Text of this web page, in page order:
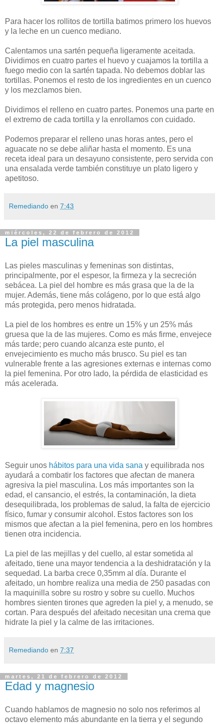
Para hacer los rollitos de tortilla batimos primero los huevos
y la leche en un cuenco mediano.
Calentamos una sartén pequeña ligeramente aceitada.
Dividimos en cuatro partes el huevo y cuajamos la tortilla a
fuego medio con la sartén tapada. No debemos doblar las
tortillas. Ponemos el resto de los ingredientes en un cuenco
y los mezclamos bien.
Dividimos el relleno en cuatro partes. Ponemos una parte en
el extremo de cada tortilla y la enrollamos con cuidado.
Podemos preparar el relleno unas horas antes, pero el
aguacate no se debe aliñar hasta el momento. Es una
receta ideal para un desayuno consistente, pero servida con
una ensalada verde también constituye un plato ligero y
apetitoso.
Remediando en 7:43
miércoles, 22 de febrero de 2012
La piel masculina
Las pieles masculinas y femeninas son distintas,
principalmente, por el espesor, la firmeza y la secreción
sebácea. La piel del hombre es más grasa que la de la
mujer. Además, tiene más colágeno, por lo que está algo
más protegida, pero menos hidratada.
La piel de los hombres es entre un 15% y un 25% más
gruesa que la de las mujeres. Como es más firme, envejece
más tarde; pero cuando alcanza este punto, el
envejecimiento es mucho más brusco. Su piel es tan
vulnerable frente a las agresiones externas e internas como
la piel femenina. Por otro lado, la pérdida de elasticidad es
más acelerada.
Seguir unos hábitos para una vida sana y equilibrada nos
ayudará a combatir los factores que afectan de manera
agresiva la piel masculina. Los más importantes son la
edad, el cansancio, el estrés, la contaminación, la dieta
desequilibrada, los problemas de salud, la falta de ejercicio
físico, fumar y consumir alcohol. Estos factores son los
mismos que afectan a la piel femenina, pero en los hombres
tienen otra incidencia.
La piel de las mejillas y del cuello, al estar sometida al
afeitado, tiene una mayor tendencia a la deshidratación y la
sequedad. La barba crece 0,35mm al día. Durante el
afeitado, un hombre realiza una media de 250 pasadas con
la maquinilla sobre su rostro y sobre su cuello. Muchos
hombres sienten tirones que agreden la piel y, a menudo, se
cortan. Para después del afeitado necesitan una crema que
hidrate la piel y la calme de las irritaciones.
Remediando en 7:37
martes, 21 de febrero de 2012
Edad y magnesio
Cuando hablamos de magnesio no solo nos referimos al
octavo elemento más abundante en la tierra y el segundo